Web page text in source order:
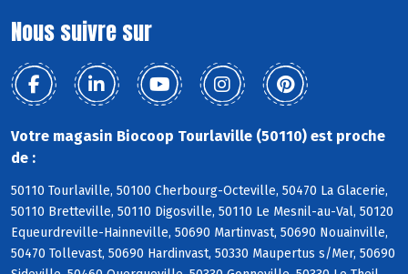
Nous suivre sur
Votre magasin Biocoop Tourlaville (50110) est proche
de :
50110 Tourlaville, 50100 Cherbourg-Octeville, 50470 La Glacerie,
50110 Bretteville, 50110 Digosville, 50110 Le Mesnil-au-Val, 50120
Equeurdreville-Hainneville, 50690 Martinvast, 50690 Nouainville,
50470 Tollevast, 50690 Hardinvast, 50330 Maupertus s/Mer, 50690